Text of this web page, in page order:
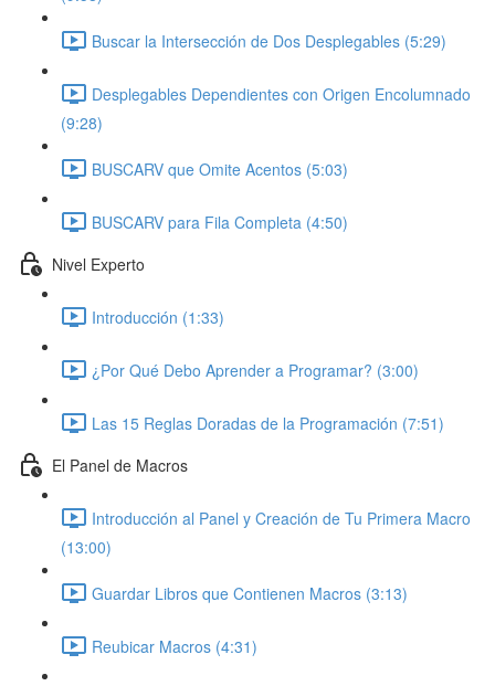
Buscar la Intersección de Dos Desplegables (5:29)
Desplegables Dependientes con Origen Encolumnado
(9:28)
BUSCARV que Omite Acentos (5:03)
BUSCARV para Fila Completa (4:50)
Nivel Experto
Introducción (1:33)
¿Por Qué Debo Aprender a Programar? (3:00)
Las 15 Reglas Doradas de la Programación (7:51)
El Panel de Macros
Introducción al Panel y Creación de Tu Primera Macro
(13:00)
Guardar Libros que Contienen Macros (3:13)
Reubicar Macros (4:31)